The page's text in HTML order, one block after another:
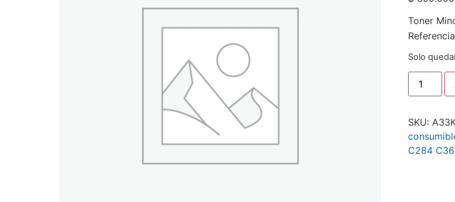
Toner
Referencia
Solo
SKU:
C284